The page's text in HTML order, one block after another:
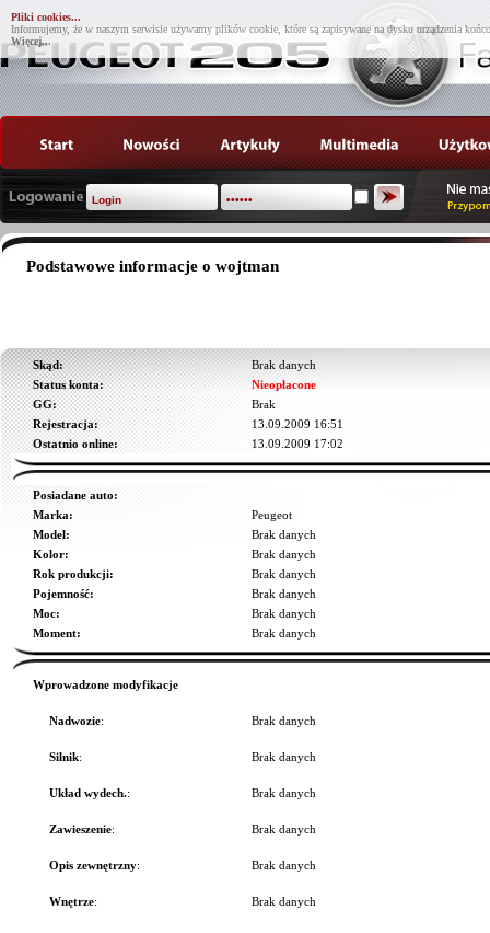
Pliki cookies...
Informujemy, że w naszym serwisie używamy plików cookie, które są zapisywane na dysku urządzenia
Więcej...
Podstawowe informacje o wojtman
Skąd:
Brak danych
Status konta:
Nieopłacone
GG:
Brak
Rejestracja:
13.09.2009 16:51
Ostatnio online:
13.09.2009 17:02
Posiadane auto:
Marka:
Peugeot
Model:
Brak danych
Kolor:
Brak danych
Rok produkcji:
Brak danych
Pojemność:
Brak danych
Moc:
Brak danych
Moment:
Brak danych
Wprowadzone modyfikacje
Nadwozie: Brak danych
Silnik: Brak danych
Układ wydech.: Brak danych
Zawieszenie: Brak danych
Opis zewnętrzny: Brak danych
Wnętrze: Brak danych